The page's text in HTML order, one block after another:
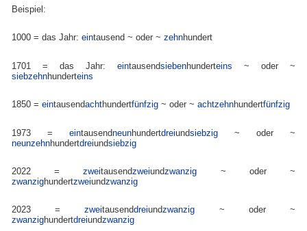
Beispiel:
1000 = das Jahr:eintausend ~ oder ~zehnhundert
1701 = das Jahr: eintausendsiebenhunderteins ~ oder ~
siebzehnhunderteins
1850 =eintausendachthundertfünfzig ~ oder ~achtzehnhundertfünfzig
1973 =eintausendneunhundertdreiundsiebzig ~ oder ~
neunzehnhundertdreiundsiebzig
2022 =zweitausendzweiundzwanzig ~ oder ~
zwanzighundertzweiundzwanzig
2023 =zweitausenddreiundzwanzig ~ oder ~
zwanzighundertdreiundzwanzig